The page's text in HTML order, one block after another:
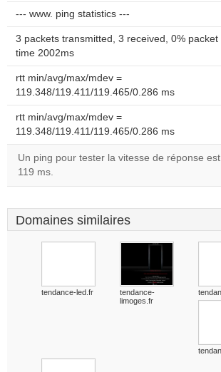
--- www. ping statistics ---
3 packets transmitted, 3 received, 0% packet
time 2002ms
rtt min/avg/max/mdev =
119.348/119.411/119.465/0.286 ms
rtt min/avg/max/mdev =
119.348/119.411/119.465/0.286 ms
Un ping pour tester la vitesse de réponse
119 ms.
Domaines similaires
tendance-led.fr
tendance-
limoges.fr